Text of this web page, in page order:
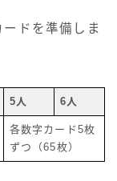
ドを準備しま
5人 6人
各数字カード5枚
ずつ（65枚）